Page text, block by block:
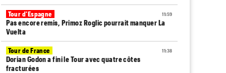
11:59
Tour d'Espagne
Pas encore remis, Primoz Roglic pourrait manquer La
Vuelta
11:38
Tour de France
Dorian Godon a fini le Tour avec quatre côtes
fracturées